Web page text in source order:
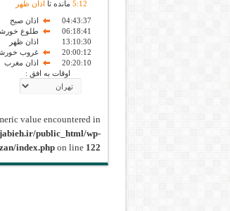
5:12 مانده تا اذان ظهر
04:43:37
اذان صبح
06:18:41
طلوع
13:10:30
اذان ظهر
20:00:12
غروب
20:20:10
اذان مغرب
اوقات به افق :
value encountered in
public_html/wp-
index.phpon line 122